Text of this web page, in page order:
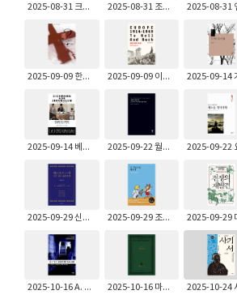
2025-08-31 크리스토퍼 모스: 천국을 다시 묻다 2025-08-31 조반니노 과레스키: 신부님 우리들의 신부님
2025-09-09 한스 큉: 왜 그리스도인인가? 2025-09-09 이언 커쇼: 유럽 1914-1949 - 죽다 겨우 살아나다
2025-09-14 베티나 슈탕네트: 예루살렘 이전의 아이히만 2025-09-22 월터 윙크: 성서는 변혁이다
2025-09-29 신원균: 웨스트민스터 다섯 가지 표준 문서 2025-09-29 조반니노 과레스키: 돈 까밀로와 뻬뽀네 - 신부님 우리들의 신부님 3
2025-10-16 A. 베일리, D. 오브리언: 흄의 <인간 오성에 관한 탐구> 입문 2025-10-16 마르틴 루터: 대교리문답